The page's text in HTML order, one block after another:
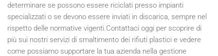
determinare se possono essere riciclati presso impianti
specializzati o se devono essere inviati in discarica, sempre nel
rispetto delle normative vigenti.Contattaci oggi per scoprire di
più sui nostri servizi di smaltimento dei rifiuti plastici e vedere
come possiamo supportare la tua azienda nella gestione